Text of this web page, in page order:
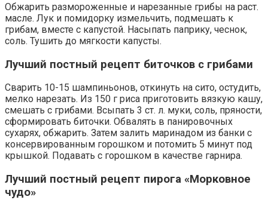
Обжарить размороженные и нарезанные грибы на раст.
масле. Лук и помидорку измельчить, подмешать к
грибам, вместе с капустой. Насыпать паприку, чеснок,
соль. Тушить до мягкости капусты.
Лучший постный рецепт биточков с грибами
Сварить 10-15 шампиньонов, откинуть на сито, остудить,
мелко нарезать. Из 150 г риса приготовить вязкую кашу,
смешать с грибами. Всыпать 3 ст. л. муки, соль, пряности,
сформировать биточки. Обвалять в панировочных
сухарях, обжарить. Затем залить маринадом из банки с
консервированным горошком и потомить 5 минут под
крышкой. Подавать с горошком в качестве гарнира.
Лучший постный рецепт пирога «Морковное
чудо»